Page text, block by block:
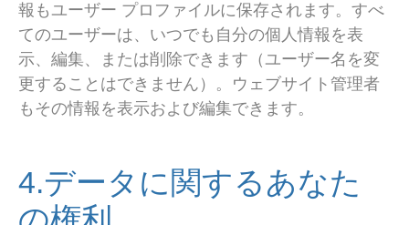
報もユーザー プロファイルに保存されます。すべ
てのユーザーは、いつでも自分の個人情報を表
示、編集、または削除できます（ユーザー名を変
更することはできません）。ウェブサイト管理者
もその情報を表示および編集できます。
4.データに関するあなた